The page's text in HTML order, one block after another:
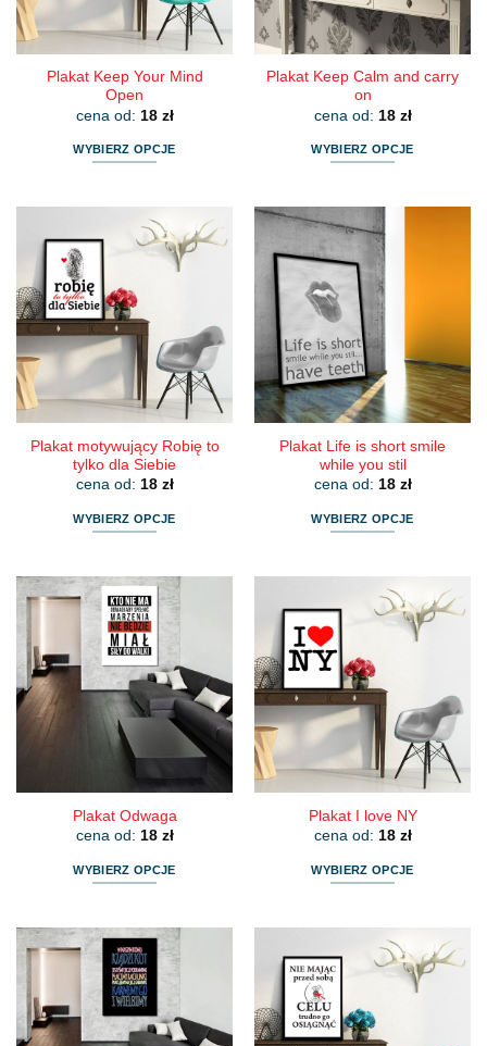
stronie
produktu
stronie
produktu
Plakat Keep Your Mind
Open
cena od: 18 zł
WYBIERZ OPCJE
wiele
wariantów.
Opcje
można
wybrać
na
stronie
produktu
Plakat Keep Calm and carry
on
cena od: 18 zł
WYBIERZ OPCJE
ma
wiele
wariantów.
Opcje
można
wybrać
na
stronie
produktu
Plakat motywujący Robię to
tylko dla Siebie
cena od: 18 zł
WYBIERZ OPCJE
ma
wiele
wariantów.
Opcje
można
wybrać
na
stronie
Plakat Life is short smile
while you stil
cena od: 18 zł
WYBIERZ OPCJE
wiele
wariantów.
Opcje
można
wybrać
na
stronie
produktu
Plakat Odwaga
cena od: 18 zł
WYBIERZ OPCJE
ma
wiele
wariantów.
Opcje
można
Plakat I love NY
cena od: 18 zł
WYBIERZ OPCJE
wiele
wariantów.
Opcje
można